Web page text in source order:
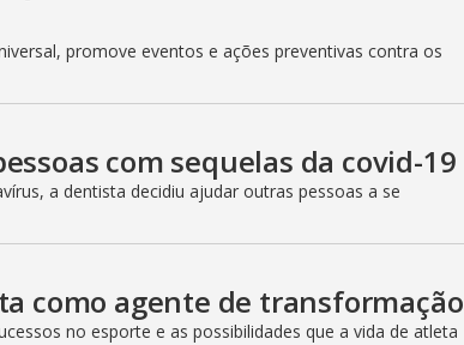
promove eventos e ações preventivas contra os
com sequelas da covid-19
a dentista decidiu ajudar outras pessoas a se
como agente de transformação
no esporte e as possibilidades que a vida de atleta